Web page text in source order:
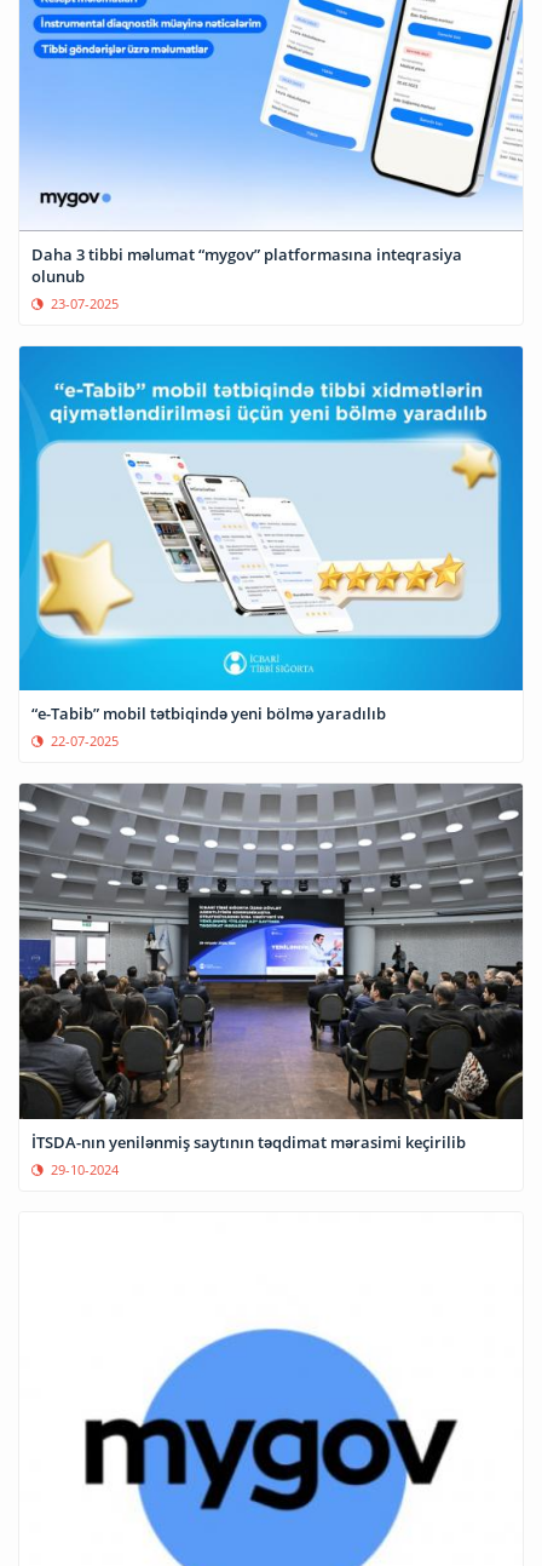
Daha 3 tibbi məlumat “mygov” platformasına inteqrasiya
olunub
23-07-2025
“e-Tabib” mobil tətbiqində yeni bölmə yaradılıb
22-07-2025
İTSDA-nın yenilənmiş saytının təqdimat mərasimi keçirilib
29-10-2024